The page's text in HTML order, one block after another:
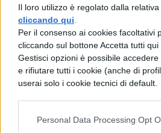
Il loro utilizzo è regolato dalla relativa
cliccando qui
Per il consenso ai cookies facoltativi
cliccando sul bottone Accetta tutti
Gestisci opzioni è possibile
e rifiutare tutti i cookie (anche di
userai solo i cookie tecnici di default.
Personal Data Processing Opt
sono necessari:
guerra, costringere
modi alleati e cittadini,
suprema autorità militare
in guerra; diversamente,
ha diritto ad alcuno di